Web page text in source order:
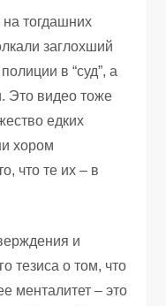
тогдашних
заглохший
в “суд”, а
Это видео тоже
едких
хором
что те их – в
и
тезиса о том, что
менталитет – это